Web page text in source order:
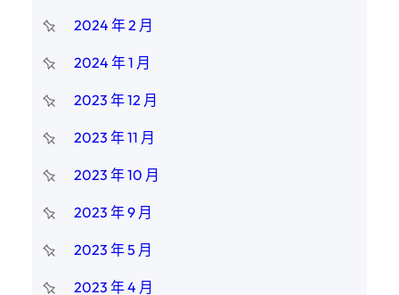
2024 年 2 月
2024 年 1 月
2023 年 12 月
2023 年 11 月
2023 年 10 月
2023 年 9 月
2023 年 5 月
2023 年 4 月